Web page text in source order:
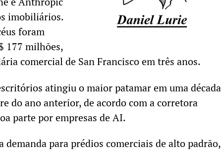
imobiliários.
foram
177 milhões,
comercial de San Francisco em três anos.
atingiu o maior patamar em uma década
do ano anterior, de acordo com a corretora
parte por empresas de AI.
demanda para prédios comerciais de alto padrão,